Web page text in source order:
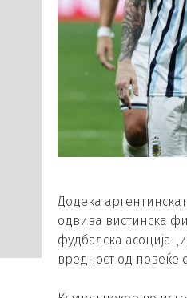
Додека
одвива вистинска
фудбалска
вредност од повеќе